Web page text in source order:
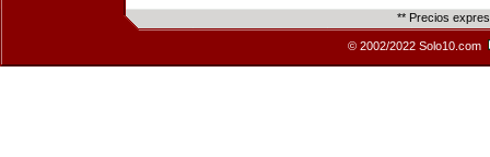
** Precios
© 2002/2022 Solo10.com